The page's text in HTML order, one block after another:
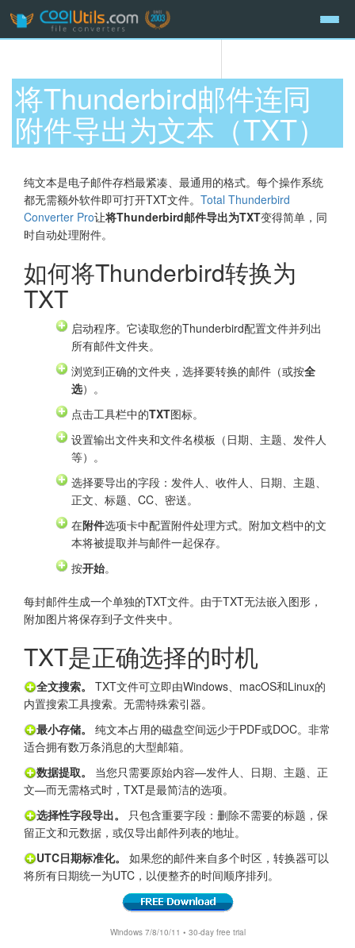
将Thunderbird邮件连同
附件导出为文本（TXT）
纯文本是电子邮件存档最紧凑、最通用的格式。每个操作系统
都无需额外软件即可打开TXT文件。 Total Thunderbird
Converter Pro让将Thunderbird邮件导出为TXT变得简单，同
时自动处理附件。
如何将Thunderbird转换为
TXT
启动程序。它读取您的Thunderbird配置文件并列出
所有邮件文件夹。
浏览到正确的文件夹，选择要转换的邮件（或按全
选）。
点击工具栏中的TXT图标。
设置输出文件夹和文件名模板（日期、主题、发件人
等）。
选择要导出的字段：发件人、收件人、日期、主题、
正文、标题、CC、密送。
在附件选项卡中配置附件处理方式。附加文档中的文
本将被提取并与邮件一起保存。
按开始。
每封邮件生成一个单独的TXT文件。由于TXT无法嵌入图形，
附加图片将保存到子文件夹中。
TXT是正确选择的时机
全文搜索。
TXT文件可立即由Windows、macOS和Linux的
内置搜索工具搜索。无需特殊索引器。
最小存储。
纯文本占用的磁盘空间远少于PDF或DOC。非常
适合拥有数万条消息的大型邮箱。
数据提取。
当您只需要原始内容—发件人、日期、主题、正
文—而无需格式时，TXT是最简洁的选项。
选择性字段导出。
只包含重要字段：删除不需要的标题，保
留正文和元数据，或仅导出邮件列表的地址。
UTC日期标准化。
如果您的邮件来自多个时区，转换器可以
将所有日期统一为UTC，以便整齐的时间顺序排列。
Windows 7/8/10/11 • 30-day free trial